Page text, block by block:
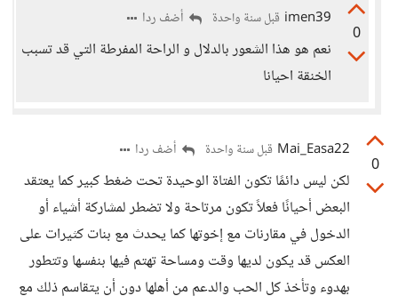
0
imen39 قبل سنة واحدة أضف ردا
نعم هو هذا الشعور بالدلال و الراحة المفرطة التي قد تسبب
الخنقة احيانا
0
Mai_Easa22 قبل سنة واحدة أضف ردا
لكن ليس دائمًا تكون الفتاة الوحيدة تحت ضغط كبير كما يعتقد
البعض أحيانًا فعلاً تكون مرتاحة ولا تضطر لمشاركة أشياء أو
الدخول في مقارنات مع إخوتها كما يحدث مع بنات كثيرات على
العكس قد يكون لديها وقت ومساحة تهتم فيها بنفسها وتتطور
بهدوء وتأخذ كل الحب والدعم من أهلها دون أن يتقاسم ذلك مع